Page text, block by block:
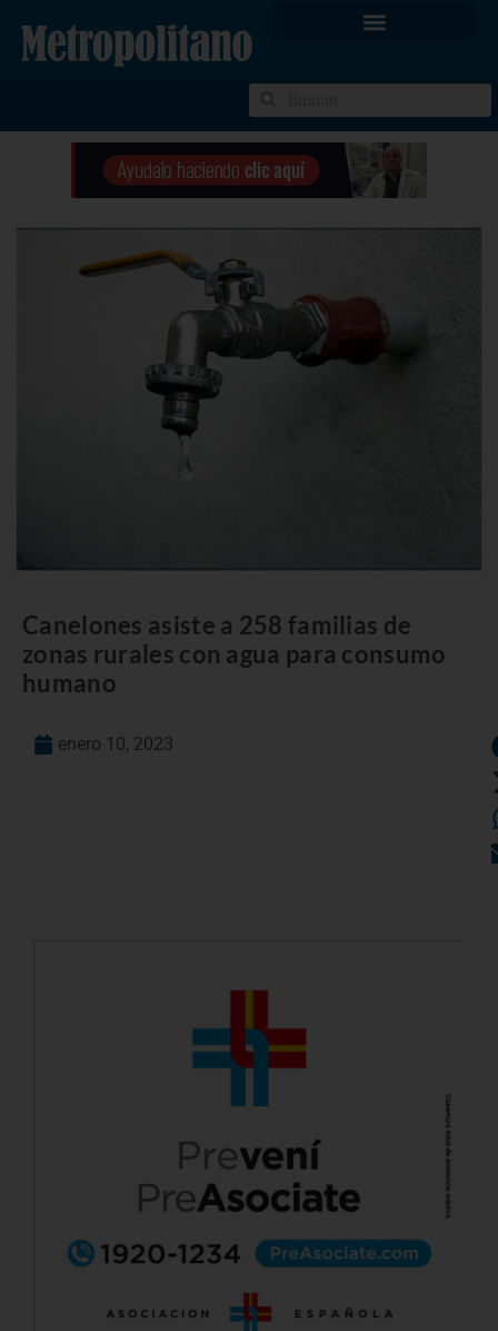
Canelones asiste a 258 familias de
zonas rurales con agua para consumo
humano
enero 10, 2023